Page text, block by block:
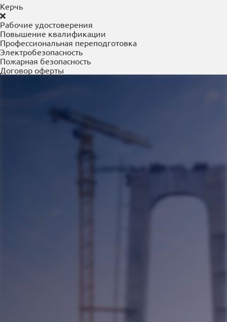
Керчь
Рабочие удостоверения
Повышение квалификации
Профессиональная переподготовка
Электробезопасность
Пожарная безопасность
Договор оферты